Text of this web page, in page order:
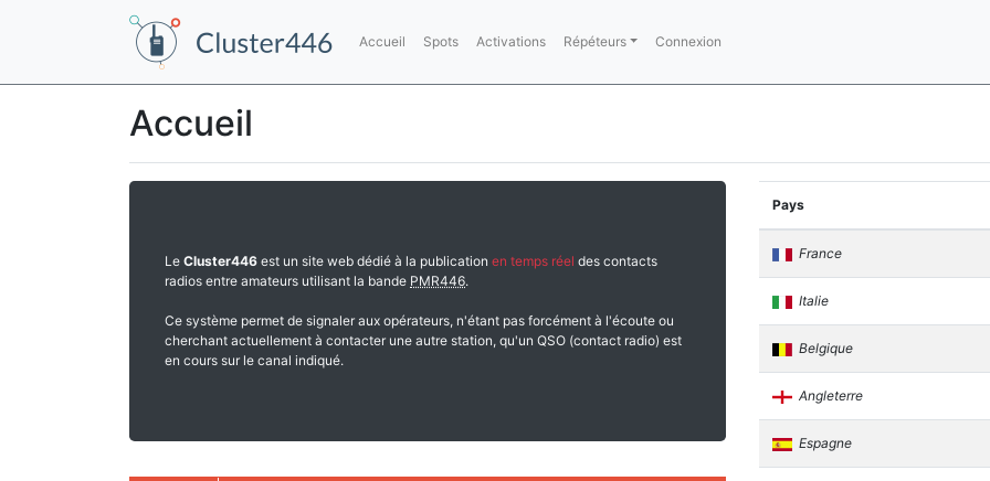
Accueil Spots Activations Répéteurs Connexion
Accueil
Le Cluster446 est un site web dédié à la publication en temps réel des contacts
radios entre amateurs utilisant la bande PMR446.
Ce système permet de signaler aux opérateurs, n'étant pas forcément à l'écoute ou
cherchant actuellement à contacter une autre station, qu'un QSO (contact radio) est
en cours sur le canal indiqué.
Pays
France
Italie
Belgique
Angleterre
Espagne